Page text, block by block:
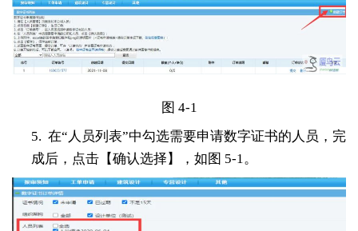
图 4-1
5. 在“人员列表”中勾选需要申请数字证书的人员，完
成后，点击【确认选择】，如图 5-1。